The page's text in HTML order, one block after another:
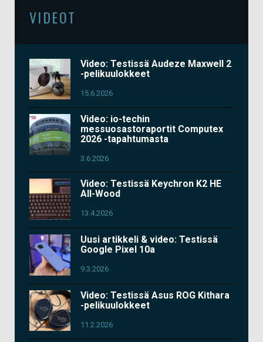
VIDEOT
Video: Testissä Audeze Maxwell 2
-pelikuulokkeet
15.6.2026
Video: io-techin
messuosastoraportit Computex
2026 -tapahtumasta
3.6.2026
Video: Testissä Keychron K2 HE
All-Wood
13.4.2026
Uusi artikkeli & video: Testissä
Google Pixel 10a
9.3.2026
Video: Testissä Asus ROG Kithara
-pelikuulokkeet
11.2.2026